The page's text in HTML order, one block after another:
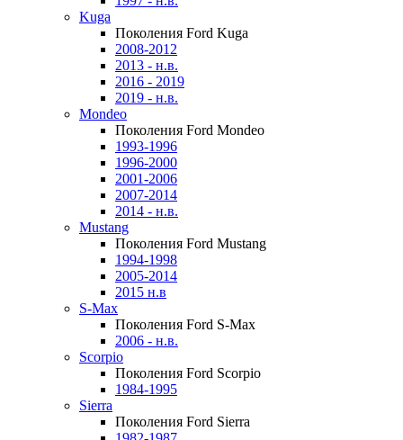
Kuga
Поколения Ford Kuga
2008-2012
2013 - н.в.
2016 - 2019
2019 - н.в.
Mondeo
Поколения Ford Mondeo
1993-1996
1996-2000
2001-2006
2007-2014
2014 - н.в.
Mustang
Поколения Ford Mustang
1994-1998
2005-2014
2015 н.в
S-Max
Поколения Ford S-Max
2006 - н.в.
Scorpio
Поколения Ford Scorpio
1984-1995
Sierra
Поколения Ford Sierra